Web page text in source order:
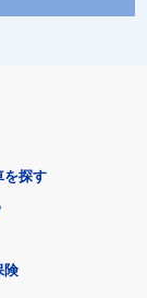
を探す
険